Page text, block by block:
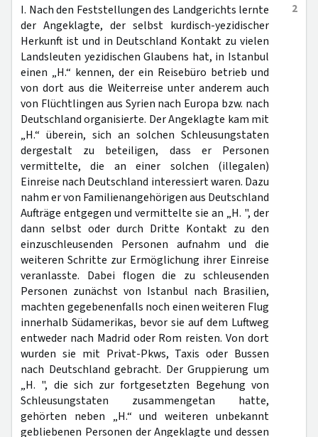
2
I. Nach den Feststellungen des Landgerichts lernte
der Angeklagte, der selbst kurdisch-yezidischer
Herkunft ist und in Deutschland Kontakt zu vielen
Landsleuten yezidischen Glaubens hat, in Istanbul
einen „H.“ kennen, der ein Reisebüro betrieb und
von dort aus die Weiterreise unter anderem auch
von Flüchtlingen aus Syrien nach Europa bzw. nach
Deutschland organisierte. Der Angeklagte kam mit
„H.“ überein, sich an solchen Schleusungstaten
dergestalt zu beteiligen, dass er Personen
vermittelte, die an einer solchen (illegalen)
Einreise nach Deutschland interessiert waren. Dazu
nahm er von Familienangehörigen aus Deutschland
Aufträge entgegen und vermittelte sie an „H. ", der
dann selbst oder durch Dritte Kontakt zu den
einzuschleusenden Personen aufnahm und die
weiteren Schritte zur Ermöglichung ihrer Einreise
veranlasste. Dabei flogen die zu schleusenden
Personen zunächst von Istanbul nach Brasilien,
machten gegebenenfalls noch einen weiteren Flug
innerhalb Südamerikas, bevor sie auf dem Luftweg
entweder nach Madrid oder Rom reisten. Von dort
wurden sie mit Privat-Pkws, Taxis oder Bussen
nach Deutschland gebracht. Der Gruppierung um
„H. ", die sich zur fortgesetzten Begehung von
Schleusungstaten zusammengetan hatte,
gehörten neben „H.“ und weiteren unbekannt
gebliebenen Personen der Angeklagte und dessen